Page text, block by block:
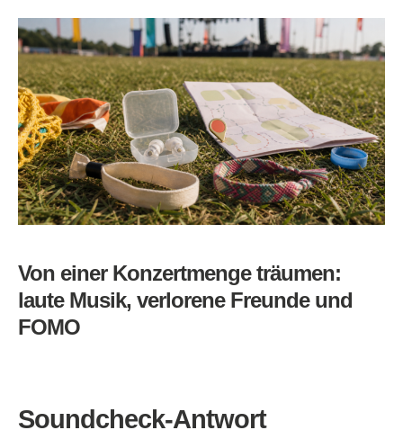
Von einer Konzertmenge träumen:
laute Musik, verlorene Freunde und
FOMO
Soundcheck-Antwort